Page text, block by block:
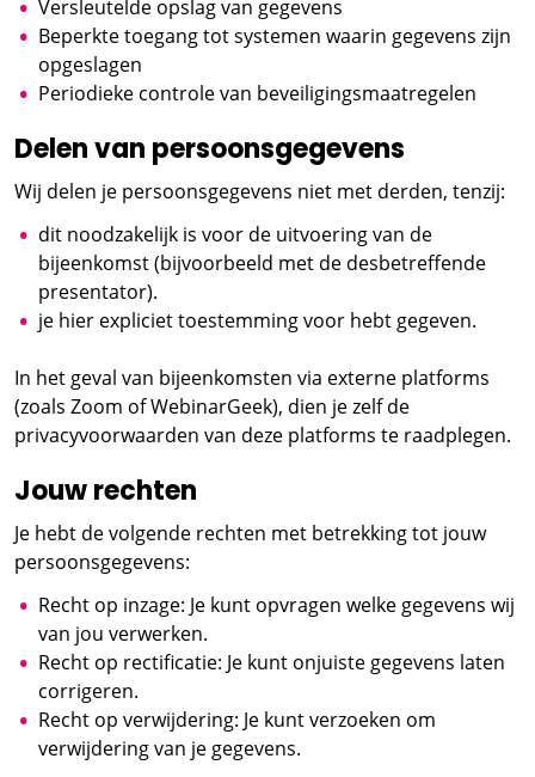
Versleutelde opslag van gegevens
Beperkte toegang tot systemen waarin gegevens zijn
opgeslagen
Periodieke controle van beveiligingsmaatregelen
Delen van persoonsgegevens
Wij delen je persoonsgegevens niet met derden, tenzij:
dit noodzakelijk is voor de uitvoering van de
bijeenkomst (bijvoorbeeld met de desbetreffende
presentator).
je hier expliciet toestemming voor hebt gegeven.
In het geval van bijeenkomsten via externe platforms
(zoals Zoom of WebinarGeek), dien je zelf de
privacyvoorwaarden van deze platforms te raadplegen.
Jouw rechten
Je hebt de volgende rechten met betrekking tot jouw
persoonsgegevens:
Recht op inzage: Je kunt opvragen welke gegevens wij
van jou verwerken.
Recht op rectificatie: Je kunt onjuiste gegevens laten
corrigeren.
Recht op verwijdering: Je kunt verzoeken om
verwijdering van je gegevens.